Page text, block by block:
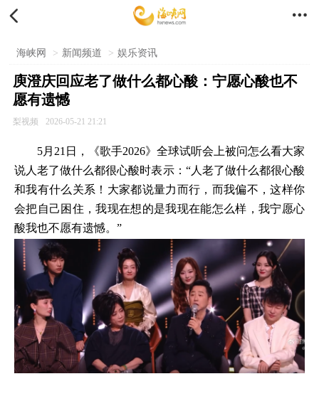
 
海峡网 > 新闻频道 > 娱乐资讯
庾澄庆回应老了做什么都心酸：宁愿心酸也不
愿有遗憾
梨视频 2026-05-21 21:21
5月21日，《歌手2026》全球试听会上被问怎么看大家
说人老了做什么都很心酸时表示：“人老了做什么都很心酸
和我有什么关系！大家都说量力而行，而我偏不，这样你
会把自己困住，我现在想的是我现在能怎么样，我宁愿心
酸我也不愿有遗憾。”